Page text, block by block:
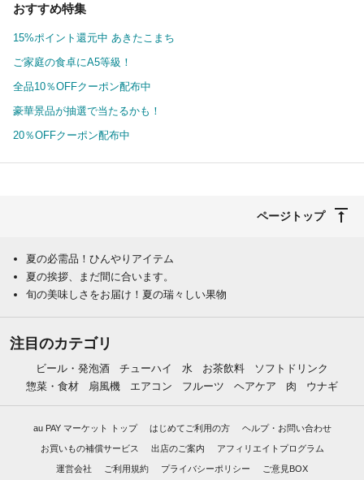
おすすめ特集
15%ポイント還元中 あきたこまち
ご家庭の食卓にA5等級！
全品10％OFFクーポン配布中
豪華景品が抽選で当たるかも！
20％OFFクーポン配布中
ページトップ
夏の必需品！ひんやりアイテム
夏の挨拶、まだ間に合います。
旬の美味しさをお届け！夏の瑞々しい果物
注目のカテゴリ
ビール・発泡酒 チューハイ 水 お茶飲料
ソフトドリンク
惣菜・食材
扇風機 エアコン フルーツ ヘアケア 肉 ウナギ
au PAY マーケット トップ はじめてご利用の方 ヘルプ・お問い合わせ
お買いもの補償サービス 出店のご案内 アフィリエイトプログラム
運営会社 ご利用規約 プライバシーポリシー ご意見BOX